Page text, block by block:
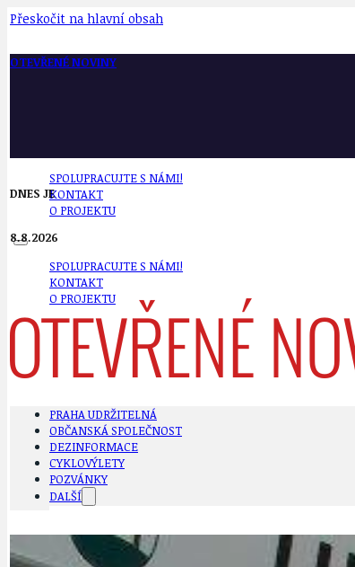
Přeskočit na hlavní obsah
OTEVŘENÉ NOVINY
SPOLUPRACUJTE S NÁMI!
KONTAKT
O PROJEKTU
SPOLUPRACUJTE S NÁMI!
KONTAKT
O PROJEKTU
DNES JE
8.8.2026
PRAHA UDRŽITELNÁ
OBČANSKÁ SPOLEČNOST
DEZINFORMACE
CYKLOVÝLETY
POZVÁNKY
DALŠÍ